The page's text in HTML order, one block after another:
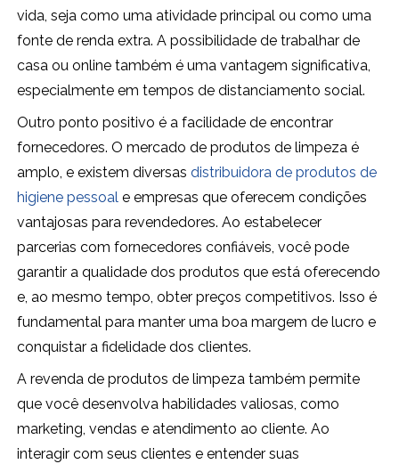
vida, seja como uma atividade principal ou como uma
fonte de renda extra. A possibilidade de trabalhar de
casa ou online também é uma vantagem significativa,
especialmente em tempos de distanciamento social.
Outro ponto positivo é a facilidade de encontrar
fornecedores. O mercado de produtos de limpeza é
amplo, e existem diversasdistribuidora de produtos de
higiene pessoal e empresas que oferecem condições
vantajosas para revendedores. Ao estabelecer
parcerias com fornecedores confiáveis, você pode
garantir a qualidade dos produtos que está oferecendo
e, ao mesmo tempo, obter preços competitivos. Isso é
fundamental para manter uma boa margem de lucro e
conquistar a fidelidade dos clientes.
A revenda de produtos de limpeza também permite
que você desenvolva habilidades valiosas, como
marketing, vendas e atendimento ao cliente. Ao
interagir com seus clientes e entender suas